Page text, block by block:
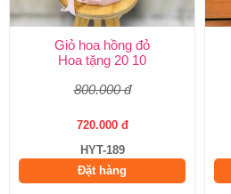
Giỏ hoa hồng đỏ
Hoa tặng 20 10
800.000 đ
720.000 đ
HYT-189
Đặt hàng